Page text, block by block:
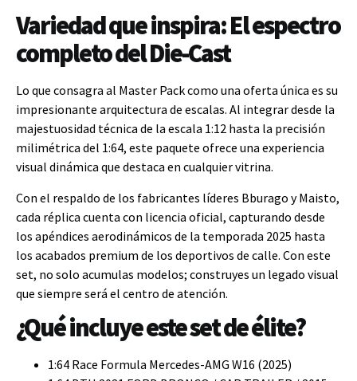
Variedad que inspira: El espectro
completo del Die-Cast
Lo que consagra al Master Pack como una oferta única es su
impresionante arquitectura de escalas. Al integrar desde la
majestuosidad técnica de la escala 1:12 hasta la precisión
milimétrica del 1:64, este paquete ofrece una experiencia
visual dinámica que destaca en cualquier vitrina.
Con el respaldo de los fabricantes líderes Bburago y Maisto,
cada réplica cuenta con licencia oficial, capturando desde
los apéndices aerodinámicos de la temporada 2025 hasta
los acabados premium de los deportivos de calle. Con este
set, no solo acumulas modelos; construyes un legado visual
que siempre será el centro de atención.
¿Qué incluye este set de élite?
1:64 Race Formula Mercedes-AMG W16 (2025)